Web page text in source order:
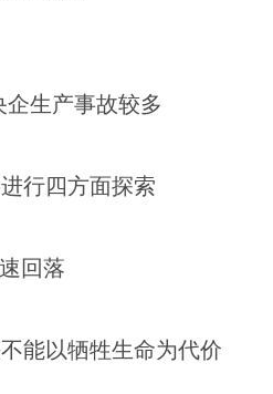
生产事故较多
行四方面探索
回落
能以牺牲生命为代价